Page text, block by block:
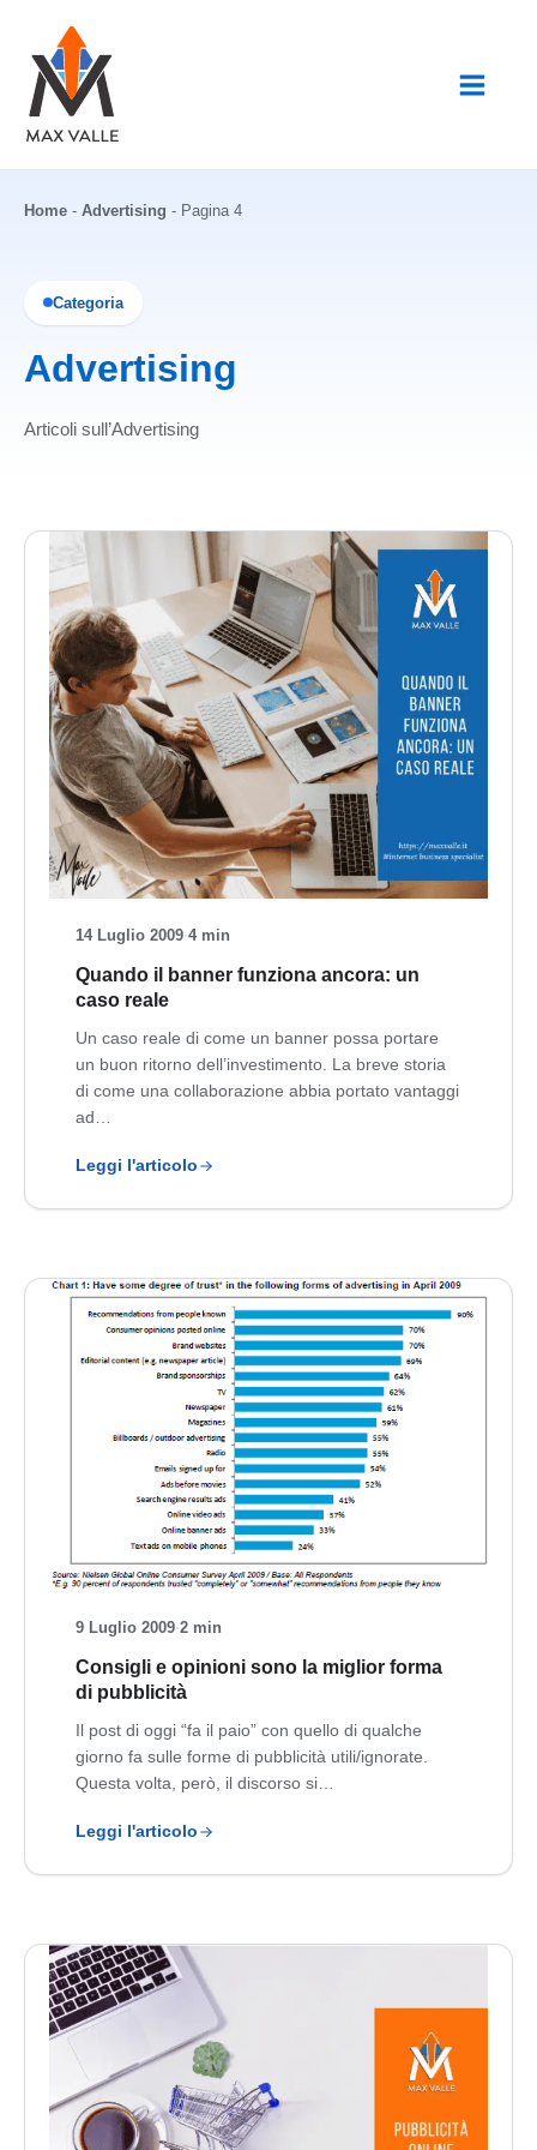
contenuto
Home - Advertising - Pagina 4
Categoria
Advertising
Articoli sull’Advertising
14 Luglio 2009·4 min
Quando il banner funziona ancora: un
caso reale
Un caso reale di come un banner possa portare
un buon ritorno dell’investimento. La breve storia
di come una collaborazione abbia portato vantaggi
ad…
Leggi l'articolo
9 Luglio 2009·2 min
Consigli e opinioni sono la miglior forma
di pubblicità
Il post di oggi “fa il paio” con quello di qualche
giorno fa sulle forme di pubblicità utili/ignorate.
Questa volta, però, il discorso si…
Leggi l'articolo